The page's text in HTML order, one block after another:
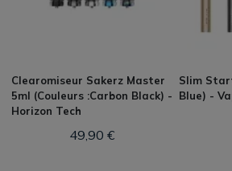
Clearomiseur Sakerz Master
5ml (Couleurs :Carbon Black) -
Horizon Tech
49,90 €
Slim
Blue) -